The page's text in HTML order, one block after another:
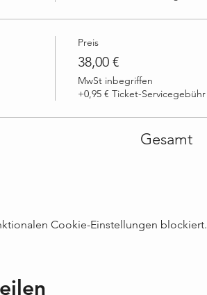
Preis
38,00 €
MwSt inbegriffen
+0,95 € Ticket-Servicegebühr
Gesamt
Cookie-Einstellungen blockiert.